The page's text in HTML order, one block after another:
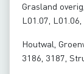
Grasland
L01.07, L01.06,
Houtwal,
3186, 3187,